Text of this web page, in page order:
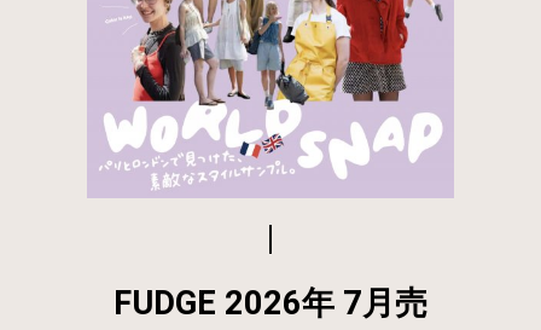
FUDGE 2026年 7月売